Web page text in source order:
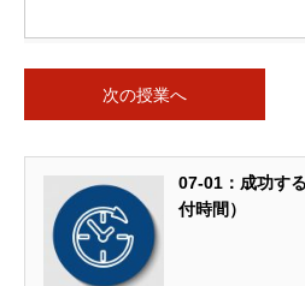
次の授業へ
07-01：成功す
付時間）